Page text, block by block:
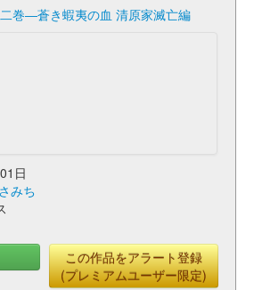
巻―蒼き蝦夷の血 清原家滅亡編
日
みち
この作品をアラート登録
(プレミアムユーザー限定)